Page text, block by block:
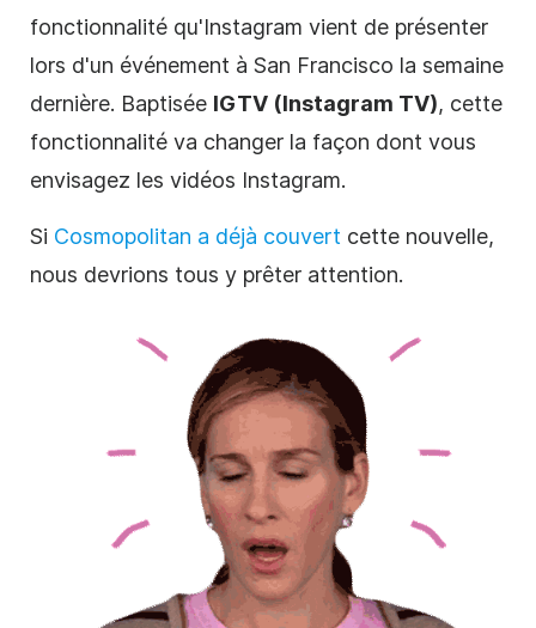
fonctionnalité qu'Instagram vient de présenter
lors d'un événement à San Francisco la semaine
dernière. Baptisée IGTV (Instagram TV), cette
fonctionnalité va changer la façon dont vous
envisagez les vidéos Instagram.
Si Cosmopolitan a déjà couvert cette nouvelle,
nous devrions tous y prêter attention.